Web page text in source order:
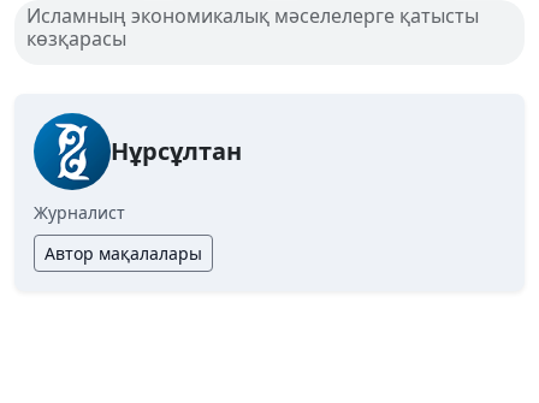
Исламның экономикалық мәселелерге қатысты
көзқарасы
Нұрсұлтан
Журналист
Автор мақалалары